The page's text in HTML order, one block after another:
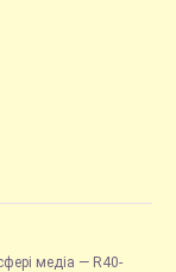
медіа — R40-